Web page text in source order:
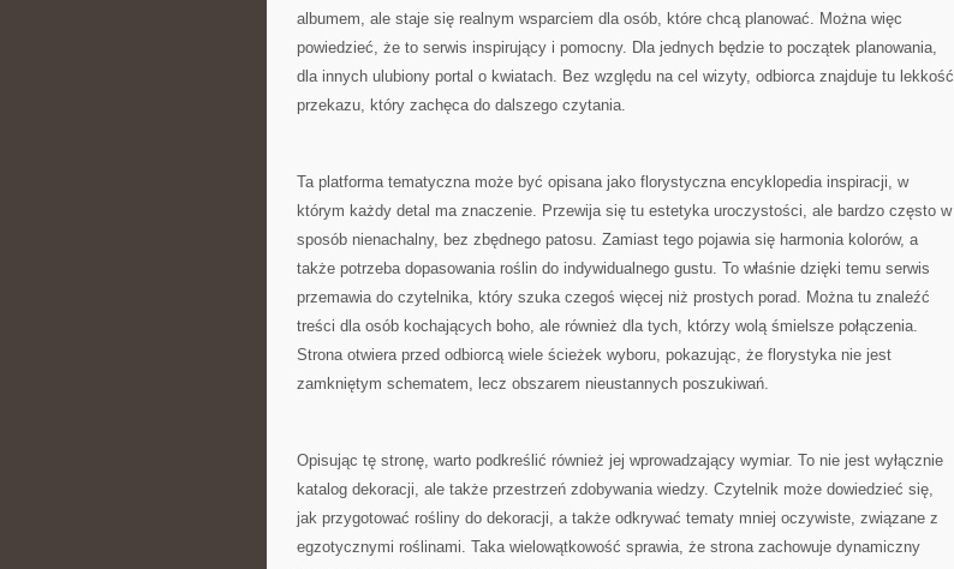
albumem, ale staje się realnym wsparciem dla osób, które chcą planować. Można więc
powiedzieć, że to serwis inspirujący i pomocny. Dla jednych będzie to początek planowania,
dla innych ulubiony portal o kwiatach. Bez względu na cel wizyty, odbiorca znajduje tu lekkość
przekazu, który zachęca do dalszego czytania.
Ta platforma tematyczna może być opisana jako florystyczna encyklopedia inspiracji, w
którym każdy detal ma znaczenie. Przewija się tu estetyka uroczystości, ale bardzo często w
sposób nienachalny, bez zbędnego patosu. Zamiast tego pojawia się harmonia kolorów, a
także potrzeba dopasowania roślin do indywidualnego gustu. To właśnie dzięki temu serwis
przemawia do czytelnika, który szuka czegoś więcej niż prostych porad. Można tu znaleźć
treści dla osób kochających boho, ale również dla tych, którzy wolą śmielsze połączenia.
Strona otwiera przed odbiorcą wiele ścieżek wyboru, pokazując, że florystyka nie jest
zamkniętym schematem, lecz obszarem nieustannych poszukiwań.
Opisując tę stronę, warto podkreślić również jej wprowadzający wymiar. To nie jest wyłącznie
katalog dekoracji, ale także przestrzeń zdobywania wiedzy. Czytelnik może dowiedzieć się,
jak przygotować rośliny do dekoracji, a także odkrywać tematy mniej oczywiste, związane z
egzotycznymi roślinami. Taka wielowątkowość sprawia, że strona zachowuje dynamiczny